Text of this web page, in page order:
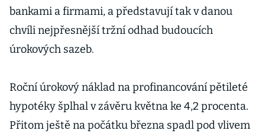
bankami a firmami, a představují tak v danou
chvíli nejpřesnější tržní odhad budoucích
úrokových sazeb.
Roční úrokový náklad na profinancování pětileté
hypotéky šplhal v závěru května ke 4,2 procenta.
Přitom ještě na počátku března spadl pod vlivem